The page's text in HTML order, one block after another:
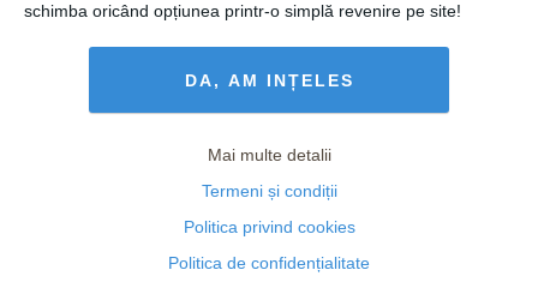
schimba oricând opțiunea printr-o simplă revenire pe site!
DA, AM INȚELES
Mai multe detalii
Termeni și condiții
Politica privind cookies
Politica de confidențialitate
Politica de confidențialitate și
© 2026 Ringier Romania. Toate